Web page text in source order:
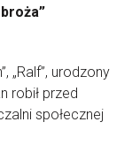
„Ralf”, urodzony
robił przed
społecznej